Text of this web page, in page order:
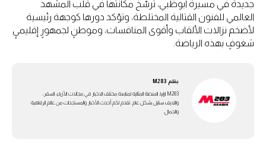
جديدة في مسيرة أبوظبي، ترسّخ مكانتها في قلب المشهد
العالمي للفنون القتالية المختلطة، وتؤكد دورها كوجهة رئيسية
لأضخم نزالات الألقاب وأقوى المنافسات، وموطنٍ لجمهورٍ إقليميٍ
شغوفٍ بهذه الرياضة.
بقلم M283
M283 ارابيا، المنصة المثالية لمتابعة مختلف الاخبار في مجالات الأزياء، السفر،
واللايف ستايل بشكل عام. تقدم لكم أحدث الأخبار والمستجدات من عالم الرفاهية
والجمال.